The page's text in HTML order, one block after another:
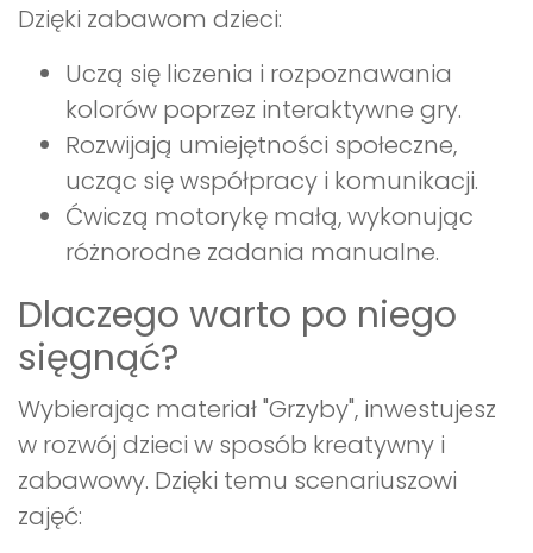
Dzięki zabawom dzieci:
Uczą się liczenia i rozpoznawania
kolorów poprzez interaktywne gry.
Rozwijają umiejętności społeczne,
ucząc się współpracy i komunikacji.
Ćwiczą motorykę małą, wykonując
różnorodne zadania manualne.
Dlaczego warto po niego
sięgnąć?
Wybierając materiał "Grzyby", inwestujesz
w rozwój dzieci w sposób kreatywny i
zabawowy. Dzięki temu scenariuszowi
zajęć: